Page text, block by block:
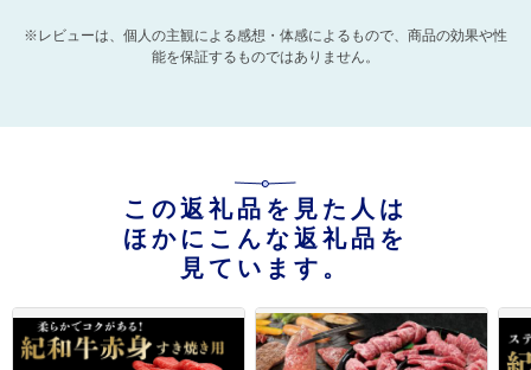
※レビューは、個人の主観による感想・体感によるもので、商品の効果や性
能を保証するものではありません。
この返礼品を見た人は
ほかにこんな返礼品を
見ています。